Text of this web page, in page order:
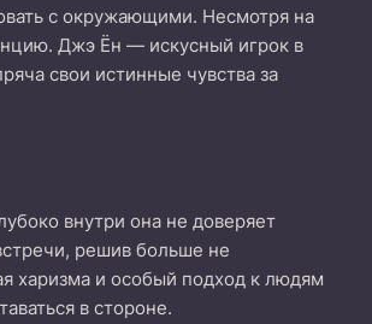
с окружающими. Несмотря на
Джэ Ён — искусный игрок в
свои истинные чувства за
внутри она не доверяет
решив больше не
харизма и особый подход к людям
в стороне.